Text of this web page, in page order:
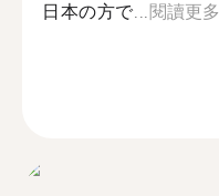
日本の方で...閱讀更多